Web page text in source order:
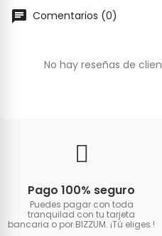
Comentarios (0)
No hay reseñas de
Pago 100% seguro
Puedes pagar con toda
tranquilad con tu tarjeta
bancaria o por BIZZUM. ¡Tú eliges !